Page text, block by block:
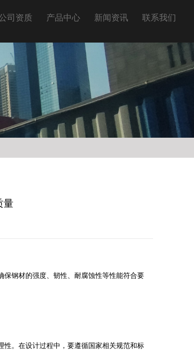
司资质 产品中心 新闻资讯 联系我们
量
钢材的强度、韧性、耐腐蚀性等性能符合要
。在设计过程中，要遵循国家相关规范和标